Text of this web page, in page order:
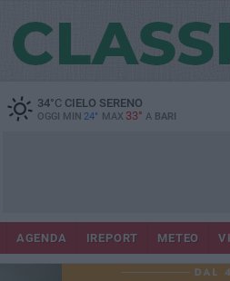
34°CCIELO SERENO
OGGI MIN 24° MAX 33° A BARI
AGENDA IREPORT METEO